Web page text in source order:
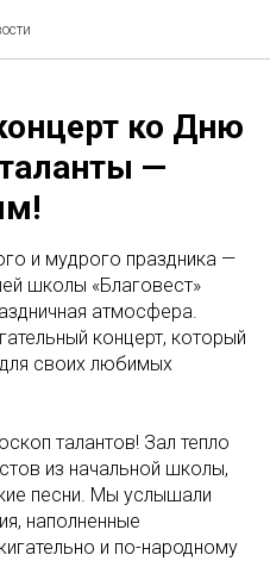
ко Дню
—
и мудрого праздника —
школы «Благовест»
атмосфера.
концерт, который
своих любимых
талантов! Зал тепло
из начальной школы,
песни. Мы услышали
наполненные
и по-народному